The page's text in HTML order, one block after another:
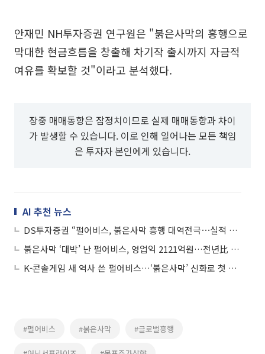
안재민 NH투자증권 연구원은 "붉은사막의 흥행으로
막대한 현금흐름을 창출해 차기작 출시까지 자금적
여유를 확보할 것"이라고 분석했다.
장중 매매동향은 잠정치이므로 실제 매매동향과 차이
가 발생할 수 있습니다. 이로 인해 일어나는 모든 책임
은 투자자 본인에게 있습니다.
AI 추천 뉴스
DS투자증권 “펄어비스, 붉은사막 흥행 대역전극⋯실적 상향에 목표주가↑”
붉은사막 ‘대박’ 난 펄어비스, 영업익 2121억원…전년比 2685%↑
K-콘솔게임 새 역사 쓴 펄어비스…‘붉은사막’ 신화로 첫 1조클럽 노린다
#펄어비스 #붉은사막 #글로벌흥행